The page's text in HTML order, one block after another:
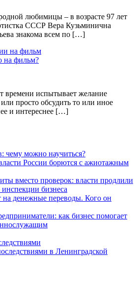
любимицы – в возрасте 97 лет
СССР Вера Кузьминична
знакома всем по […]
на фильм?
времени испытывает желание
просто обсудить то или иное
и интереснее […]
чему можно научиться?
России борются с ажиотажным
вместо проверок: власти продлили
бизнеса
на денежные переводы. Кого он
как бизнес помогает
в Ленинградской